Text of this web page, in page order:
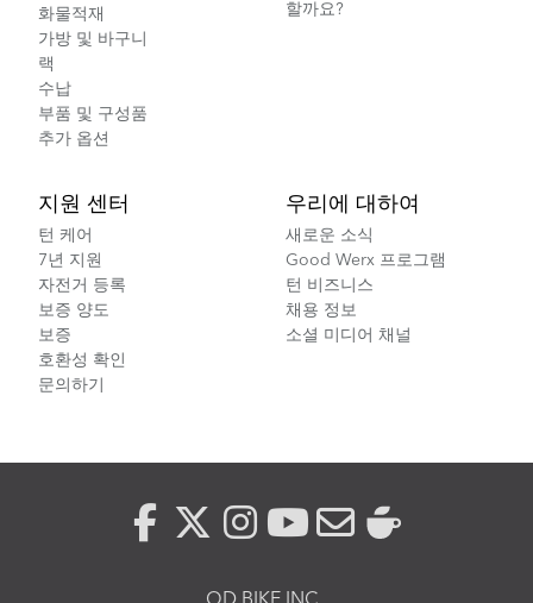
화물적재
가방 및 바구니
랙
수납
부품 및 구성품
추가 옵션
할까요?
지원 센터
턴 케어
7년 지원
자전거 등록
보증 양도
보증
호환성 확인
문의하기
우리에 대하여
새로운 소식
Good Werx 프로그램
턴 비즈니스
채용 정보
소셜 미디어 채널